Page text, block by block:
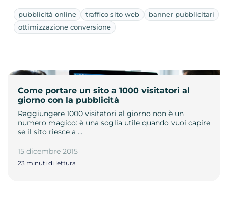
pubblicità online traffico sito web
banner pubblicitari
ottimizzazione conversione
Come portare un sito a 1000 visitatori al
giorno con la pubblicità
Raggiungere 1000 visitatori al giorno non è un
numero magico: è una soglia utile quando vuoi capire
se il sito riesce a …
15 dicembre 2015
23 minuti di lettura